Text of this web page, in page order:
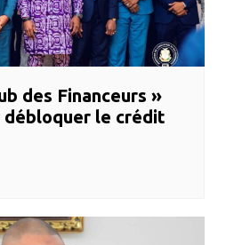
des Financeurs »
le crédit